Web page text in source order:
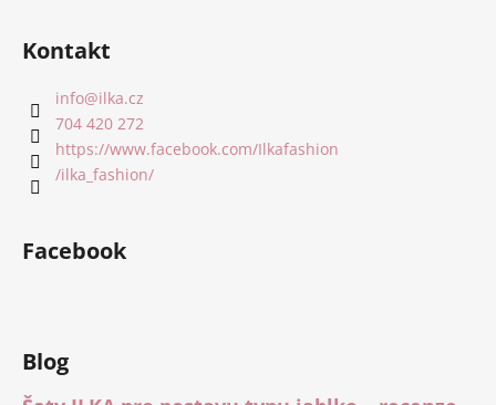
Kontakt
info@ilka.cz
704 420 272
https://www.facebook.com/Ilkafashion
/ilka_fashion/
Facebook
Blog